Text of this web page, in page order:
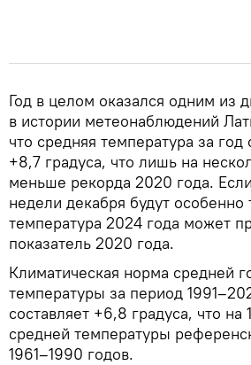
Год в целом оказался одним из
в истории метеонаблюдений
что средняя температура за год
+8,7 градуса, что лишь на
меньше рекорда 2020 года.
недели декабря будут
температура 2024 года может
показатель 2020 года.
Климатическая норма средней
температуры за период
составляет +6,8 градуса, что на
средней температуры
1961–1990 годов.